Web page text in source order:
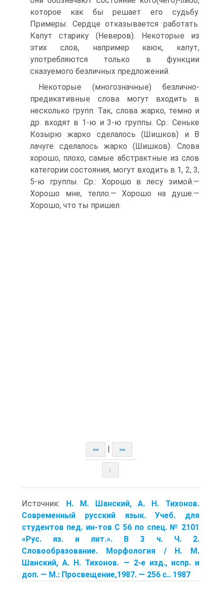
которое как бы решает его судьбу.
Примеры: Сердце отказывается работать.
Капут старику (Неверов). Некоторые из
этих слов, например каюк, капут,
употребляются только в функции
сказуемого безличных предложений.
Некоторые (многозначные) безлично-
предикативные слова могут входить в
несколько групп. Так, слова жарко, темно и
др. входят в 1-ю и 3-ю группы. Ср.: Сеньке
Козырю жарко сделалось (Шишков) и В
лачуге сделалось жарко (Шишков). Слова
хорошо, плохо, самые абстрактные из слов
категории состояния, могут входить в 1, 2, 3,
5-ю группы. Ср.: Хорошо в лесу зимой.—
Хорошо мне, тепло.— Хорошо на душе.—
Хорошо, что ты пришел.
<< >>
↑
Источник: Н. М. Шанский, А. Н. Тихонов.
Современный русский язык. Учеб. для
студентов пед. ин-тов С 56 по спец. № 2101
«Рус. яз. и лит.». В 3 ч. Ч. 2.
Словообразование. Морфология / Н. М.
Шанский, А. Н. Тихонов. — 2-е изд., испр. и
доп. — М.: Просвещение,1987. — 256 с.. 1987